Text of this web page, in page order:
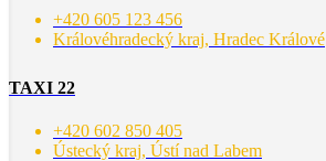
+420 605 123 456
Královéhradecký kraj, Hradec Králové
TAXI 22
+420 602 850 405
Ústecký kraj, Ústí nad Labem